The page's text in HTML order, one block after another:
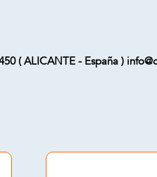
( ALICANTE - España )